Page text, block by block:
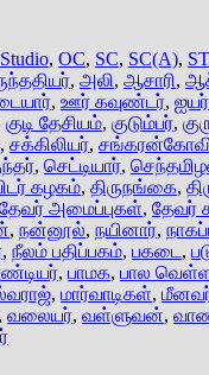
, OC, SC, SC(A), ST
, அலி, ஆசாரி,
, ஊர் கவுண்டர், ஐயர்
குடி தேசியம், குடும்பர்,
, சக்கிலியர்,
, செட்டியார்,
கழகம், திருநங்கை,
தேவர் அமைப்புகள், தேவர்
, நன்னூல், நயினார்,
, நீலம் பதிப்பகம், பகடை ,
, பாமக, பால
, மார்வாடிகள்,
, வலையர், வள்ளுவன்,